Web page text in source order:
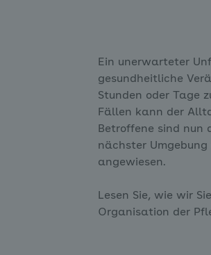
Ein unerwarteter
gesundheitliche
Stunden oder Tage
Fällen kann der
Betroffene sind nun
nächster
angewiesen.
Lesen Sie, wie wir
Organisation der